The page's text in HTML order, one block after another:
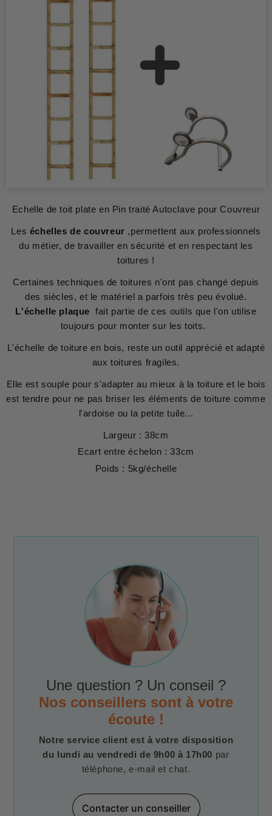
Echelle de toit plate en Pin traité Autoclave pour Couvreur
Les échelles de couvreur ,permettent aux professionnels
du métier, de travailler en sécurité et en respectant les
toitures !
Certaines techniques de toitures n'ont pas changé depuis
des siècles, et le matériel a parfois très peu évolué.
L'échelle plaque fait partie de ces outils que l'on utilise
toujours pour monter sur les toits.
L'échelle de toiture en bois, reste un outil apprécié et adapté
aux toitures fragiles.
Elle est souple pour s'adapter au mieux à la toiture et le bois
est tendre pour ne pas briser les éléments de toiture comme
l'ardoise ou la petite tuile...
Largeur : 38cm
Ecart entre échelon : 33cm
Poids : 5kg/échelle
Une question ? Un conseil ?
Nos conseillers sont à votre
écoute !
Notre service client est à votre disposition
du lundi au vendredi de 9h00 à 17h00 par
téléphone, e-mail et chat.
Contacter un conseiller